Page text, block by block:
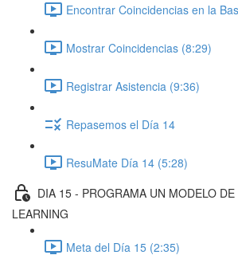
Encontrar Coincidencias en la
Mostrar Coincidencias (8:29)
Registrar Asistencia (9:36)
Repasemos el Día 14
ResuMate Día 14 (5:28)
DIA 15 - PROGRAMA UN MODELO
LEARNING
Meta del Día 15 (2:35)